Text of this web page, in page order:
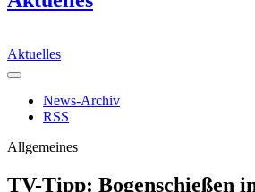
Aktuelles
News-Archiv
RSS
Allgemeines
TV-Tipp: Bogenschießen